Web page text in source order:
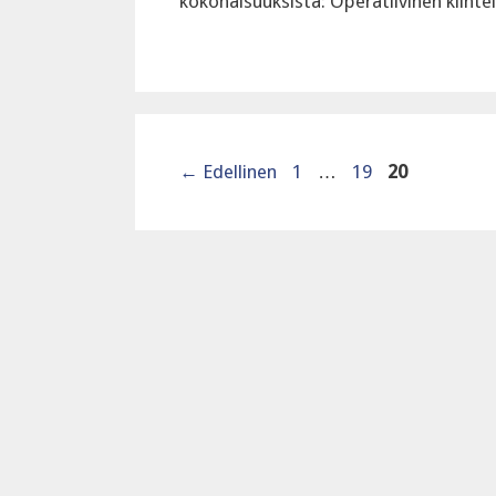
← Edellinen Sivu
1 … Sivu
19 Sivu
20